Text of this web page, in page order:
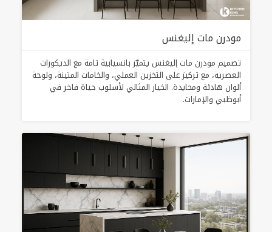
مودرن مات إليغنس
تصميم مودرن مات إليغنس يتميّز بانسيابية تامة مع الديكورات
العصرية، مع تركيز على التخزين العملي، والخامات المتينة، ولوحة
ألوان هادئة ومحايدة. الخيار المثالي لأسلوب حياة فاخر في
أبوظبي والإمارات.